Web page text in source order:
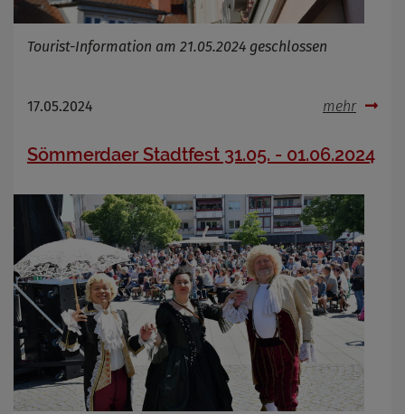
Tourist-Information am 21.05.2024 geschlossen
17.05.2024 mehr
Sömmerdaer Stadtfest 31.05. - 01.06.2024